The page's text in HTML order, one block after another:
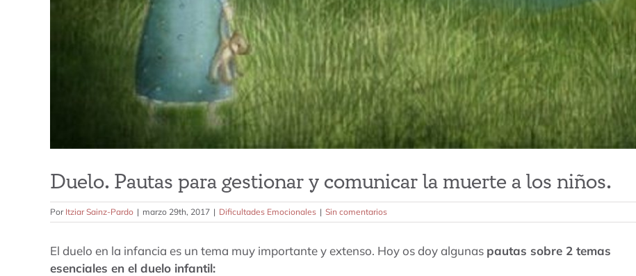
Duelo. Pautas para gestionar y comunicar la muerte a los niños.
Por Itziar Sainz-Pardo | marzo 29th, 2017 | Dificultades Emocionales | Sin comentarios
El duelo en la infancia es un tema muy importante y extenso. Hoy os doy algunas pautas sobre 2 temas
esenciales en el duelo infantil: